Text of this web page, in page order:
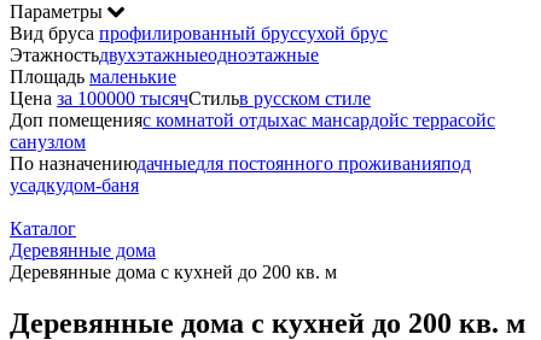
Параметры
Вид бруса профилированный бруссухой брус
Этажностьдвухэтажныеодноэтажные
Площадь маленькие
Цена за 100000 тысячСтильв русском стиле
Доп помещенияс комнатой отдыхас мансардойс террасойс
санузлом
По назначениюдачныедля постоянного проживанияпод
усадкудом-баня
Каталог
Деревянные дома
Деревянные дома с кухней до 200 кв. м
Деревянные дома с кухней до 200 кв. м